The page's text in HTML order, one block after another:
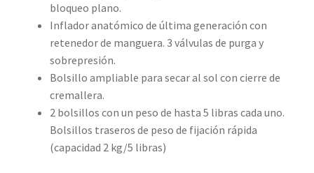
bloqueo plano.
Inflador anatómico de última generación con
retenedor de manguera. 3 válvulas de purga y
sobrepresión.
Bolsillo ampliable para secar al sol con cierre de
cremallera.
2 bolsillos con un peso de hasta 5 libras cada uno.
Bolsillos traseros de peso de fijación rápida
(capacidad 2 kg/5 libras)